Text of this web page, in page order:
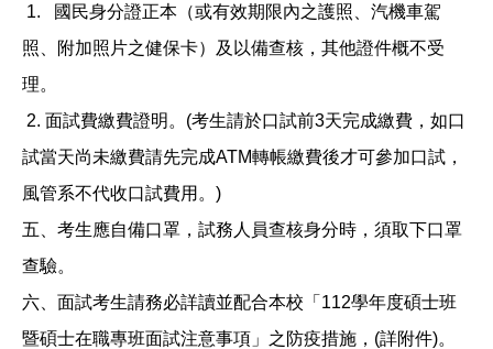
1.
國民身分證正本（或有效期限內之護照、汽機車駕
照、附加照片之健保卡）及以備查核，其他證件概不受
理。
2. 面試費繳費證明。(考生請於口試前3天完成繳費，如口
試當天尚未繳費請先完成ATM轉帳繳費後才可參加口試，
風管系不代收口試費用。)
五、 考生應自備口罩，試務人員查核身分時，須取下口罩
查驗。
六、面試考生請務必詳讀並配合本校「112學年度碩士班
暨碩士在職專班面試注意事項」之防疫措施，(詳附件)。